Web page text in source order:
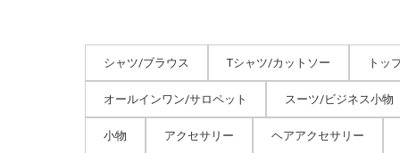
シャツ/ブラウス Tシャツ/カットソー トッ
オールインワン/サロペット スーツ/ビジネス小物
小物 アクセサリー ヘアアクセサリー